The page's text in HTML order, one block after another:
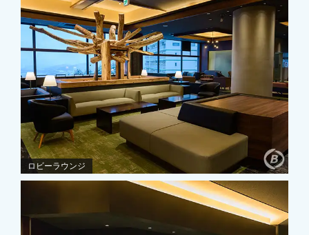
ロビーラウンジ